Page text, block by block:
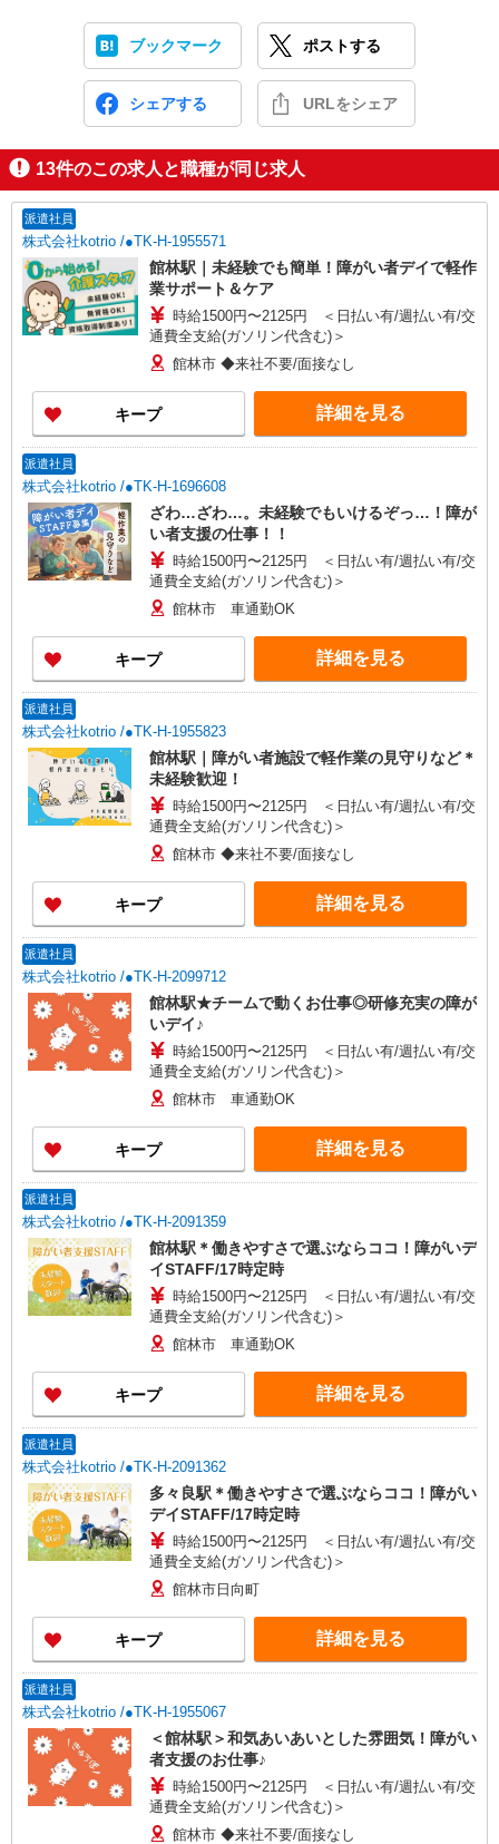
ブックマーク ポストする
シェアする URLをシェア
13件のこの求人と職種が同じ求人
派遣社員
株式会社kotrio /●TK-H-1955571
館林駅｜未経験でも簡単！障がい者デイで軽作
業サポート＆ケア
時給1500円〜2125円 ＜日払い有/週払い有/交
通費全支給(ガソリン代含む)＞
館林市 ◆来社不要/面接なし
キープ 詳細を見る
派遣社員
株式会社kotrio /●TK-H-1696608
ざわ…ざわ…。未経験でもいけるぞっ…！障が
い者支援の仕事！！
時給1500円〜2125円 ＜日払い有/週払い有/交
通費全支給(ガソリン代含む)＞
館林市 車通勤OK
キープ 詳細を見る
派遣社員
株式会社kotrio /●TK-H-1955823
館林駅｜障がい者施設で軽作業の見守りなど＊
未経験歓迎！
時給1500円〜2125円 ＜日払い有/週払い有/交
通費全支給(ガソリン代含む)＞
館林市 ◆来社不要/面接なし
キープ 詳細を見る
派遣社員
株式会社kotrio /●TK-H-2099712
館林駅★チームで動くお仕事◎研修充実の障が
いデイ♪
時給1500円〜2125円 ＜日払い有/週払い有/交
通費全支給(ガソリン代含む)＞
館林市 車通勤OK
キープ 詳細を見る
派遣社員
株式会社kotrio /●TK-H-2091359
館林駅＊働きやすさで選ぶならココ！障がいデ
イSTAFF/17時定時
時給1500円〜2125円 ＜日払い有/週払い有/交
通費全支給(ガソリン代含む)＞
館林市 車通勤OK
キープ 詳細を見る
派遣社員
株式会社kotrio /●TK-H-2091362
多々良駅＊働きやすさで選ぶならココ！障がい
デイSTAFF/17時定時
時給1500円〜2125円 ＜日払い有/週払い有/交
通費全支給(ガソリン代含む)＞
館林市日向町
キープ 詳細を見る
派遣社員
株式会社kotrio /●TK-H-1955067
＜館林駅＞和気あいあいとした雰囲気！障がい
者支援のお仕事♪
時給1500円〜2125円 ＜日払い有/週払い有/交
通費全支給(ガソリン代含む)＞
館林市 ◆来社不要/面接なし